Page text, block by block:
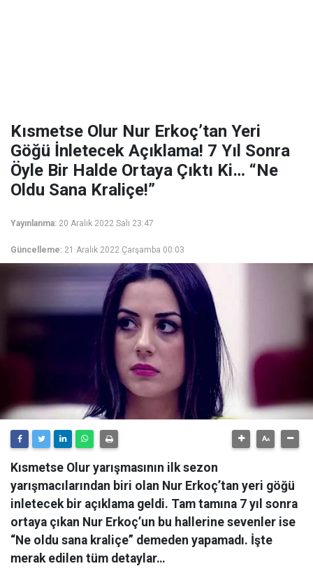
Kısmetse Olur Nur Erkoç’tan Yeri
Göğü İnletecek Açıklama! 7 Yıl Sonra
Öyle Bir Halde Ortaya Çıktı Ki… “Ne
Oldu Sana Kraliçe!”
Yayınlanma: 20 Aralık 2022 Salı 23:47
Güncelleme: 21 Aralık 2022 Çarşamba 00:03
Kısmetse Olur yarışmasının ilk sezon
yarışmacılarından biri olan Nur Erkoç’tan yeri göğü
inletecek bir açıklama geldi. Tam tamına 7 yıl sonra
ortaya çıkan Nur Erkoç’un bu hallerine sevenler ise
“Ne oldu sana kraliçe” demeden yapamadı. İşte
merak edilen tüm detaylar…